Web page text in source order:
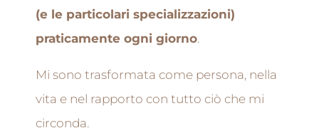
(e le particolari specializzazioni)
praticamente ogni giorno.
Mi sono trasformata come persona, nella
vita e nel rapporto con tutto ciò che mi
circonda.